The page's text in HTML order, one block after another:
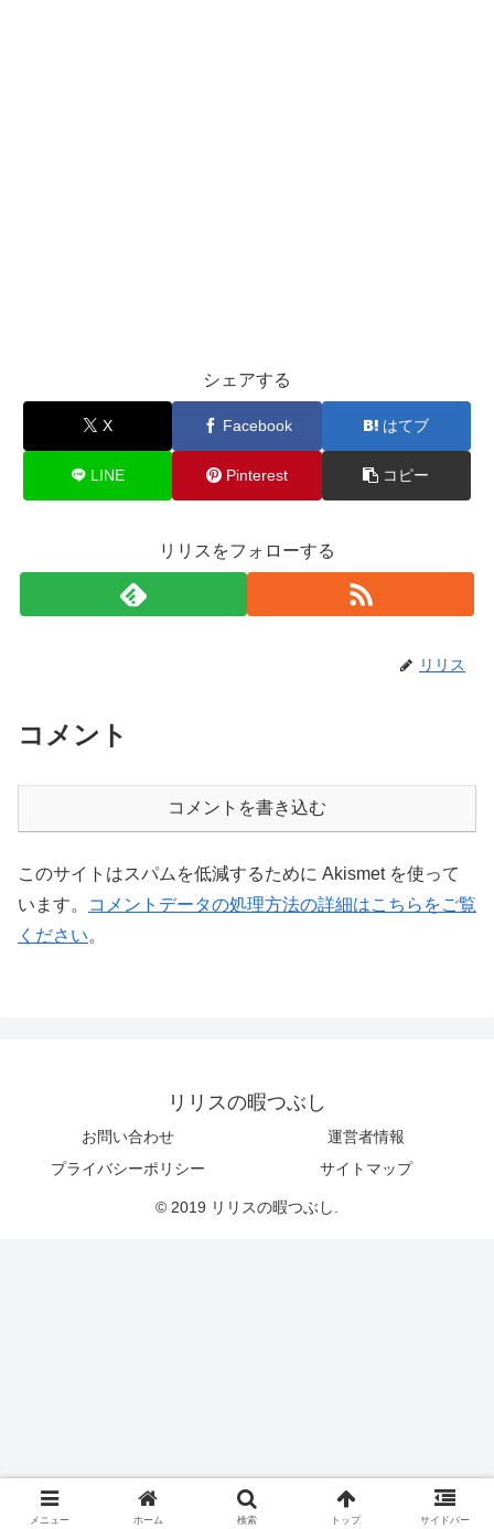
シェアする
X Facebook はてブ
LINE Pinterest コピー
リリスをフォローする
リリス
コメント
コメントを書き込む
このサイトはスパムを低減するために Akismet を使って
います。
コメントデータの処理方法の詳細はこちらをご覧
ください。
リリスの暇つぶし
お問い合わせ
運営者情報
プライバシーポリシー
サイトマップ
© 2019 リリスの暇つぶし.
メニュー ホーム 検索 トップ サイドバー